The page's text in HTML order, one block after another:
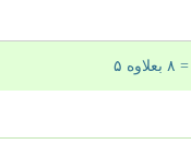
= ۸ بعلاوه ۵